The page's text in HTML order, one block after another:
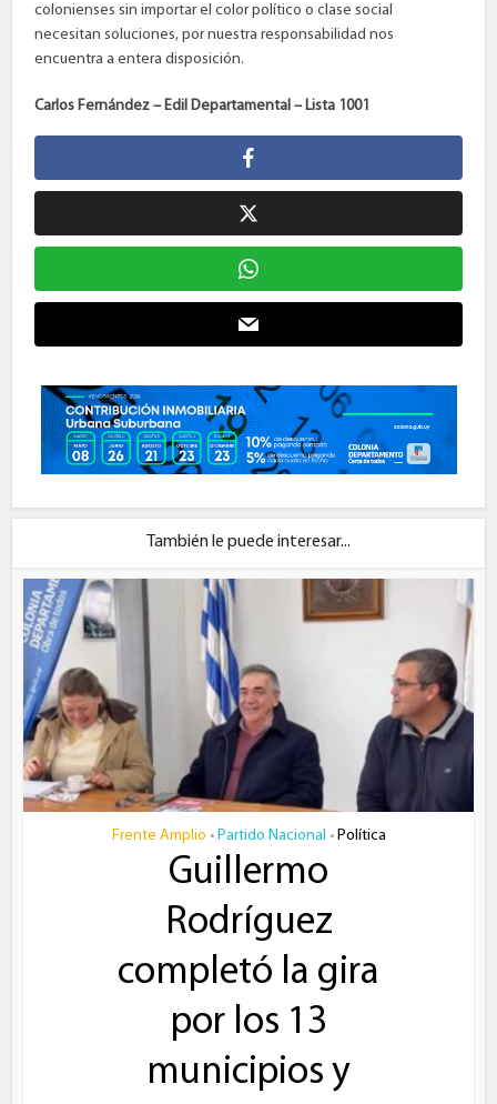
colonienses sin importar el color político o clase social
necesitan soluciones, por nuestra responsabilidad nos
encuentra a entera disposición.
Carlos Fernández – Edil Departamental – Lista 1001
También le puede interesar...
Frente Amplio • Partido Nacional • Política
Guillermo
Rodríguez
completó la gira
por los 13
municipios y